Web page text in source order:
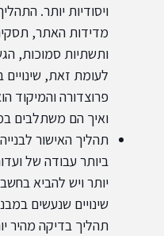
ויסודיות יותר.
מדידות האתר,
ותשתיות סמוכות,
לעומת זאת, שינויים
פרוצדורה והמיקוד
ואיך הם משתלבים
תהליך האישור
ביותר עבודה של
יותר ויש להביא
שינויים שנעשים
תהליך בדיקה מהיר